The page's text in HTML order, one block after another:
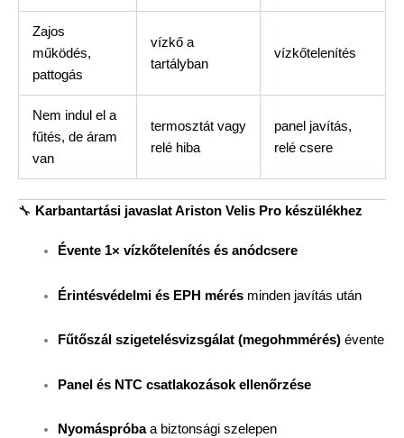
Zajos
működés,
pattogás
vízkő a
tartályban
vízkőtelenítés
Nem indul el a
fűtés, de áram
van
termosztát vagy
relé hiba
panel javítás,
relé csere
🔧 Karbantartási javaslat Ariston Velis Pro készülékhez
Évente 1× vízkőtelenítés és anódcsere
Érintésvédelmi és EPH mérésminden javítás után
Fűtőszál szigetelésvizsgálat (megohmmérés)évente
Panel és NTC csatlakozások ellenőrzése
Nyomáspróbaa biztonsági szelepen